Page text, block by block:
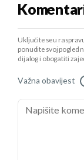
Uključite se u
ponudite svoj pogled
dijalog i obogatiti
Važna obavijest